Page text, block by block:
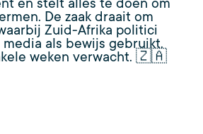
en stelt alles te doen om
De zaak draait om
Zuid-Afrika politici
als bewijs gebruikt.
weken verwacht. 🇿🇦